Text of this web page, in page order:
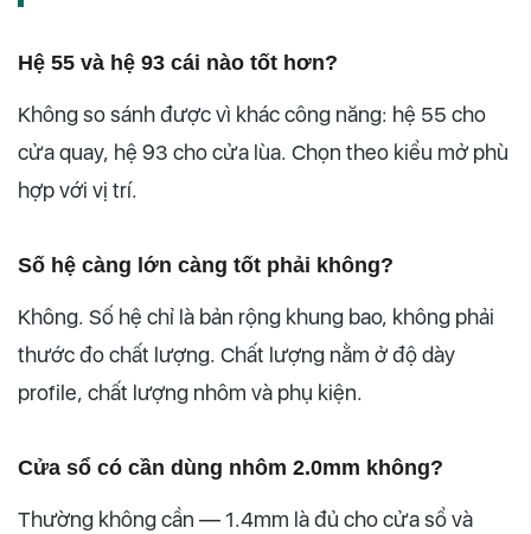
Hệ 55 và hệ 93 cái nào tốt hơn?
Không so sánh được vì khác công năng: hệ 55 cho
cửa quay, hệ 93 cho cửa lùa. Chọn theo kiểu mở phù
hợp với vị trí.
Số hệ càng lớn càng tốt phải không?
Không. Số hệ chỉ là bản rộng khung bao, không phải
thước đo chất lượng. Chất lượng nằm ở độ dày
profile, chất lượng nhôm và phụ kiện.
Cửa sổ có cần dùng nhôm 2.0mm không?
Thường không cần — 1.4mm là đủ cho cửa sổ và